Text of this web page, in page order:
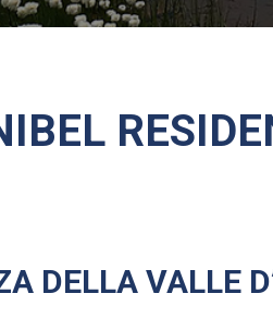
DELLA VALLE